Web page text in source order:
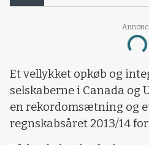
Et vellykket opkøb og
selskaberne i Canada og
en rekordomsætning og
regnskabsåret 2013/14 for